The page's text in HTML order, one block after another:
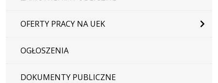
OFERTY PRACY NA UEK
OGŁOSZENIA
DOKUMENTY PUBLICZNE